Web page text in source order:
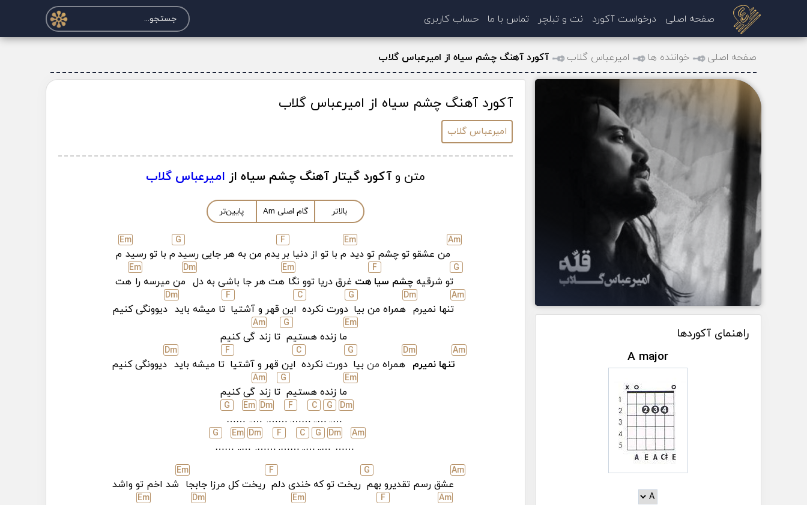
صفحه اصلی درخواست آکورد نت و تبلچر تماس با ما حساب کاربری
صفحه اصلی خواننده ها امیرعباس گلاب آکورد آهنگ چشم سیاه از امیرعباس گلاب
راهنمای آکوردها
A major
آکورد آهنگ چشم سیاه از امیرعباس گلاب
امیرعباس گلاب
متن وآکورد گیتار آهنگ چشم سیاه از امیرعباس گلاب
بالاتر گام اصلی Am پایین‌تر
Am
من عشقو تو چشم تو دید
Em
م با تو از دنیا بر
F
یدم من به هر جایی رسید
G
م با تو رسید
Em
م
G
تو شرقیهچشم سیا
F
هت غرق دریا توو نگا
Em
هت هر جا باشی به دل
Dm
من میرسه را
Em
هت
Am
تنها نمیرم
Dm
همراه من بیا
G
دورت نکرده
C
این قهر و آشتیا
F
تا میشه باید
Dm
دیوونگی کنیم
Em
ما زنده هستیم
G
تا زند
Am
گی کنیم
Am
تنها نمیرم
Dm
همراه من بیا
G
دورت نکرده
C
این قهر و آشتیا
F
تا میشه باید
Dm
دیوونگی کنیم
Em
ما زنده هستیم
G
تا زند
Am
گی کنیم
Dm
…..
G
…..
C
…….
F
…….
Dm
…..
Em
……
G
Am
……
Dm
…..
G
…..
C
…….
F
…….
Dm
…..
Em
……
G
Am
عشق رسم تقدیرو بهم
G
ریخت تو که خندی دلم
F
ریخت کل مرزا جابجا
Em
شد اخم تو واشد
Am
F
Em
Dm
Em